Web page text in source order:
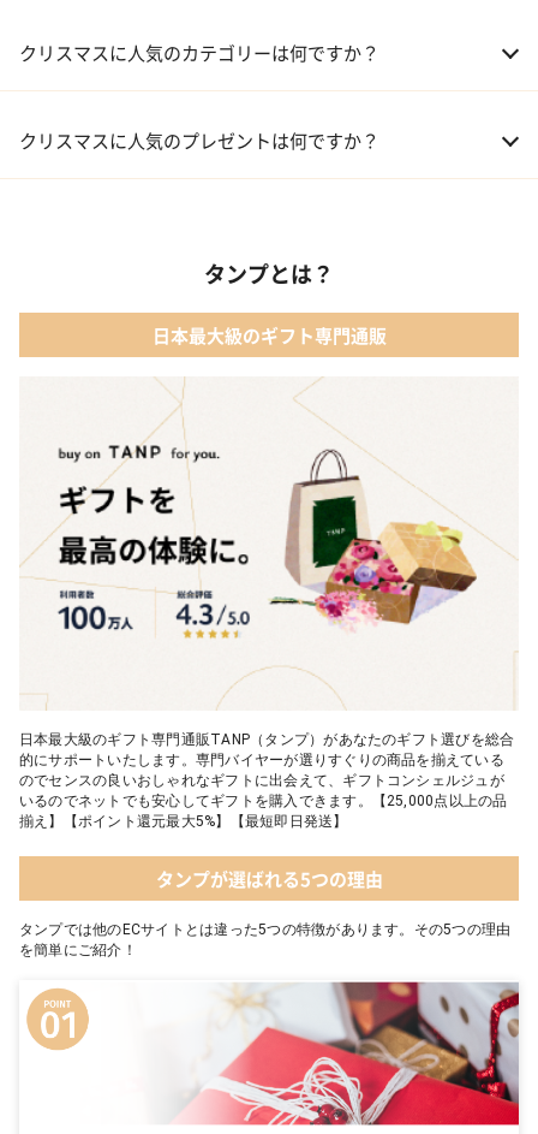
クリスマスに人気のカテゴリーは何ですか？
02 ファッション小物
04 メイクアップ
05 入浴剤・バスケア
クリスマスに人気のプレゼントは何ですか？
03 【名入れギフト】フラワーティントリップ［日本限定ピンクゴ
ールドパッケージ］
04 FLOWERiUM®︎ Christmas toilette（フラワリウム クリスマス
05 2人のための体験カタログ FOR2ギフト（GREEN）
タンプとは？
日本最大級のギフト専門通販
日本最大級のギフト専門通販TANP（タンプ）があなたのギフト選びを総合
的にサポートいたします。専門バイヤーが選りすぐりの商品を揃えている
のでセンスの良いおしゃれなギフトに出会えて、ギフトコンシェルジュが
いるのでネットでも安心してギフトを購入できます。【25,000点以上の品
揃え】【ポイント還元最大5%】【最短即日発送】
タンプが選ばれる5つの理由
タンプでは他のECサイトとは違った5つの特徴があります。その5つの理由
を簡単にご紹介！